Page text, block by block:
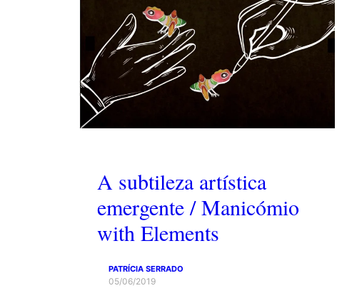
A subtileza artística
emergente / Manicómio
with Elements
PATRÍCIA SERRADO
05/06/2019